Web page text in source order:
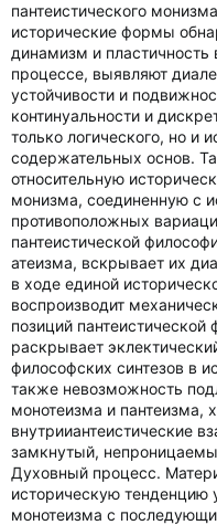
пантеистического
исторические формы
динамизм и
процессе, выявляют
устойчивости и
континуальности и
только логического, но и
содержательных основ.
относительную
монизма, соединенную с
противоположных
пантеистической
атеизма, вскрывает их
в ходе единой
воспроизводит
позиций
раскрывает
философских синтезов в
также невозможность
монотеизма и пантеизма,
внутрииантеистические
замкнутый,
Духовный процесс.
историческую тенденцию
монотеизма с